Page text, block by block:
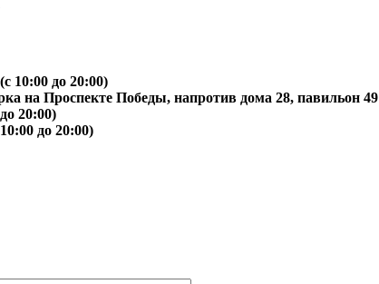
(с 10:00 до 20:00)
на Проспекте Победы, напротив дома 28, павильон 49
20:00)
до 20:00)